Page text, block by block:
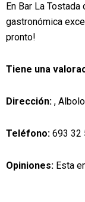
En Bar La
gastronómica
pronto!
Tiene una
Dirección: ,
Teléfono: 693 32
Opiniones: Esta